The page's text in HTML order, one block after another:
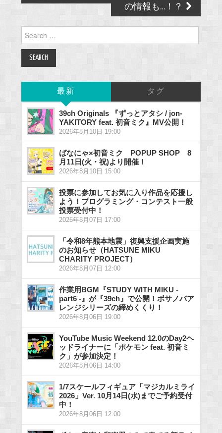
の情報も…！？
for:
最新 タグ
39ch Originals 『ずっとアタシ / jon-
YAKITORY feat. 初音ミク』MV公開！
2026年8月10日 19:00
ばなにゃ×初音ミク POPUP SHOP 8
月11日(火・祝)より開催！
2026年8月10日 15:00
投票に参加してお気に入り作品を応援し
よう！プログラミング・コンテスト一般
投票受付中！
2026年8月07日 17:00
「令和8年熊本地震」復興支援企画実施
のお知らせ（HATSUNE MIKU
CHARITY PROJECT）
2026年8月07日 12:00
作業用BGM『STUDY WITH MIKU -
part6 -』が『39ch』で公開！ボサノバア
レンジシリーズの締めくくり！
2026年8月06日 19:00
YouTube Music Weekend 12.0のDay2ヘ
ッドライナーに「ポケモン feat. 初音ミ
ク」が参加決定！
2026年8月06日 14:00
1/7スケールフィギュア「マジカルミライ
2026」Ver. 10月14日(水)までご予約受付
中！
2026年8月06日 12:00